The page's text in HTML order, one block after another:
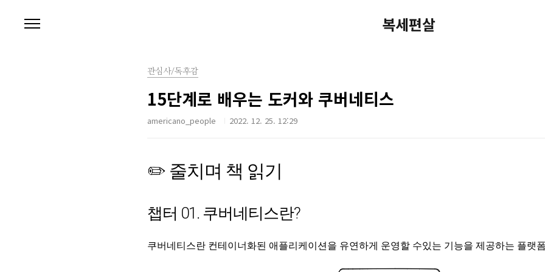
복세편살
관심사/독후감
15단계로 배우는 도커와 쿠버네티스
americano_people 2022. 12. 25. 12:29
✏️ 줄치며 책 읽기
챕터 01. 쿠버네티스란?
쿠버네티스란 컨테이너화된 애플리케이션을 유연하게 운영할 수있는 기능을 제공하는 플랫